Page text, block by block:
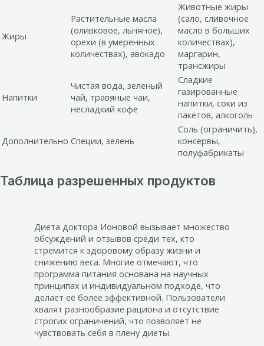
Жиры
Растительные масла
(оливковое, льняное),
орехи (в умеренных
количествах), авокадо
Животные жиры
(сало, сливочное
масло в больших
количествах),
маргарин,
трансжиры
Напитки
Чистая вода, зеленый
чай, травяные чаи,
несладкий кофе
Сладкие
газированные
напитки, соки из
пакетов, алкоголь
Дополнительно Специи, зелень
Соль (ограничить),
консервы,
полуфабрикаты
Таблица разрешенных продуктов
Диета доктора Ионовой вызывает множество
обсуждений и отзывов среди тех, кто
стремится к здоровому образу жизни и
снижению веса. Многие отмечают, что
программа питания основана на научных
принципах и индивидуальном подходе, что
делает её более эффективной. Пользователи
хвалят разнообразие рациона и отсутствие
строгих ограничений, что позволяет не
чувствовать себя в плену диеты.